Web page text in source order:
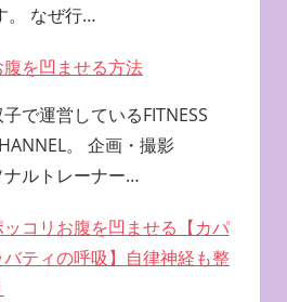
。 なぜ行…
腹を凹ませる方法
で運営しているFITNESS
。 企画・撮影
ルトレーナー…
ッコリお腹を凹ませる【カパ
バティの呼吸】自律神経も整